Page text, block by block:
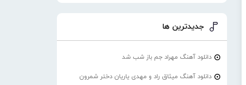
جدیدترین ها
دانلود آهنگ مهراد جم باز شب شد
دانلود آهنگ میثاق راد و مهدی یاریان دختر شمرون